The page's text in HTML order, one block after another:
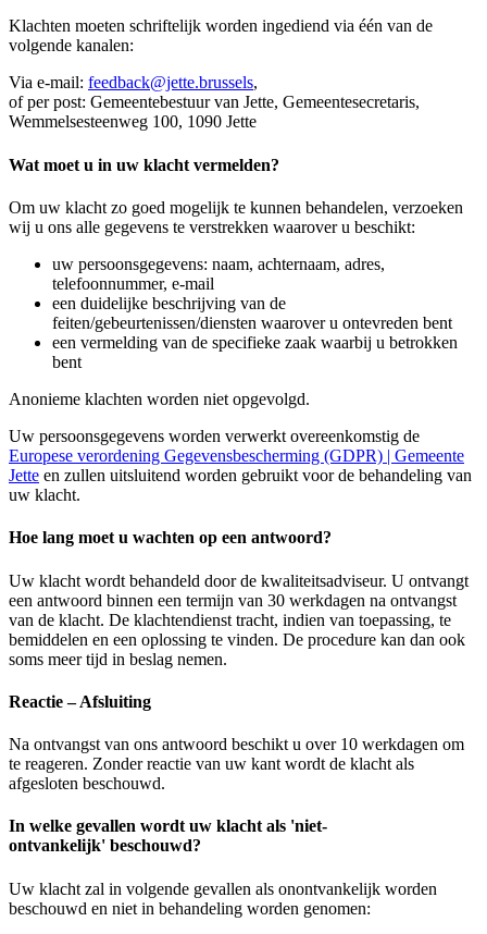
Klachten moeten schriftelijk worden ingediend via één van de
volgende kanalen:
Via e-mail: feedback@jette.brussels,
of per post: Gemeentebestuur van Jette, Gemeentesecretaris,
Wemmelsesteenweg 100, 1090 Jette
Wat moet u in uw klacht vermelden?
Om uw klacht zo goed mogelijk te kunnen behandelen, verzoeken
wij u ons alle gegevens te verstrekken waarover u beschikt:
uw persoonsgegevens: naam, achternaam, adres,
telefoonnummer, e-mail
een duidelijke beschrijving van de
feiten/gebeurtenissen/diensten waarover u ontevreden bent
een vermelding van de specifieke zaak waarbij u betrokken
bent
Anonieme klachten worden niet opgevolgd.
Uw persoonsgegevens worden verwerkt overeenkomstig de
Europese verordening Gegevensbescherming (GDPR) | Gemeente
Jette en zullen uitsluitend worden gebruikt voor de behandeling van
uw klacht.
Hoe lang moet u wachten op een antwoord?
Uw klacht wordt behandeld door de kwaliteitsadviseur. U ontvangt
een antwoord binnen een termijn van 30 werkdagen na ontvangst
van de klacht. De klachtendienst tracht, indien van toepassing, te
bemiddelen en een oplossing te vinden. De procedure kan dan ook
soms meer tijd in beslag nemen.
Reactie – Afsluiting
Na ontvangst van ons antwoord beschikt u over 10 werkdagen om
te reageren. Zonder reactie van uw kant wordt de klacht als
afgesloten beschouwd.
In welke gevallen wordt uw klacht als 'niet-
ontvankelijk' beschouwd?
Uw klacht zal in volgende gevallen als onontvankelijk worden
beschouwd en niet in behandeling worden genomen: